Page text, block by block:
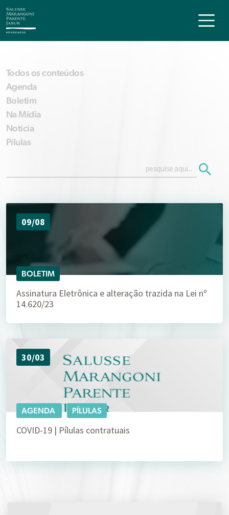
Todos os conteúdos
Agenda
Boletim
Na Mídia
Notícia
Pílulas
09/08
BOLETIM
Assinatura Eletrônica e alteração trazida na Lei nº
14.620/23
30/03
AGENDA PÍLULAS
COVID-19 | Pílulas contratuais